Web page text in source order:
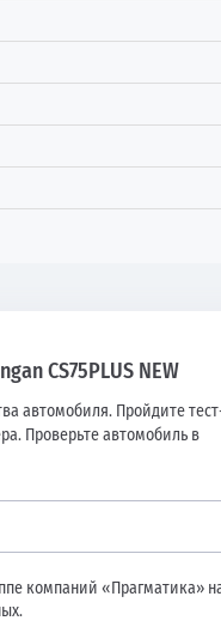
CS75PLUS NEW
автомобиля. Пройдите
Проверьте автомобиль в
компаний «Прагматика»